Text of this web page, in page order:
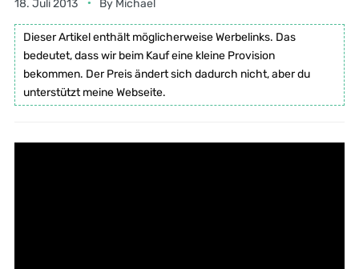
18. Juli 2013 By Michael
Dieser Artikel enthält möglicherweise Werbelinks. Das
bedeutet, dass wir beim Kauf eine kleine Provision
bekommen. Der Preis ändert sich dadurch nicht, aber du
unterstützt meine Webseite.